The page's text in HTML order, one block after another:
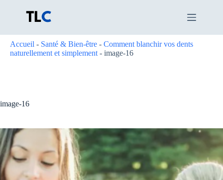
Accueil - Santé & Bien-être - Comment blanchir vos dents
naturellement et simplement - image-16
image-16